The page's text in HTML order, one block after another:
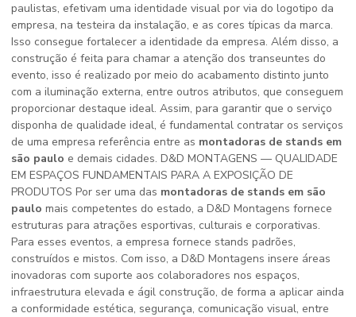
paulistas, efetivam uma identidade visual por via do logotipo da
empresa, na testeira da instalação, e as cores típicas da marca.
Isso consegue fortalecer a identidade da empresa. Além disso, a
construção é feita para chamar a atenção dos transeuntes do
evento, isso é realizado por meio do acabamento distinto junto
com a iluminação externa, entre outros atributos, que conseguem
proporcionar destaque ideal. Assim, para garantir que o serviço
disponha de qualidade ideal, é fundamental contratar os serviços
de uma empresa referência entre as montadoras de stands em
são paulo e demais cidades. D&D MONTAGENS — QUALIDADE
EM ESPAÇOS FUNDAMENTAIS PARA A EXPOSIÇÃO DE
PRODUTOS Por ser uma das montadoras de stands em são
paulo mais competentes do estado, a D&D Montagens fornece
estruturas para atrações esportivas, culturais e corporativas.
Para esses eventos, a empresa fornece stands padrões,
construídos e mistos. Com isso, a D&D Montagens insere áreas
inovadoras com suporte aos colaboradores nos espaços,
infraestrutura elevada e ágil construção, de forma a aplicar ainda
a conformidade estética, segurança, comunicação visual, entre